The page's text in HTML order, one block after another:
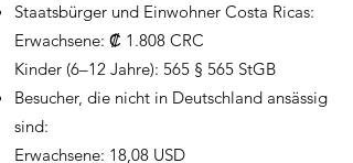
Staatsbürger und Einwohner Costa Ricas:
Erwachsene: ₡ 1.808 CRC
Kinder (6–12 Jahre): 565 § 565 StGB
Besucher, die nicht in Deutschland ansässig
sind:
Erwachsene: 18,08 USD